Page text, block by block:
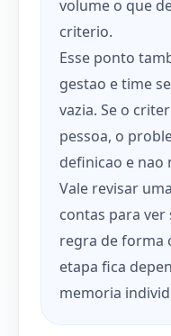
volume o que
criterio.
Esse ponto
gestao e time
vazia. Se o
pessoa, o
definicao e nao
Vale revisar
contas para ver
regra de forma
etapa fica
memoria